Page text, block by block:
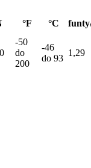
°F °C
-50
do
200
-46
do 93
1,29